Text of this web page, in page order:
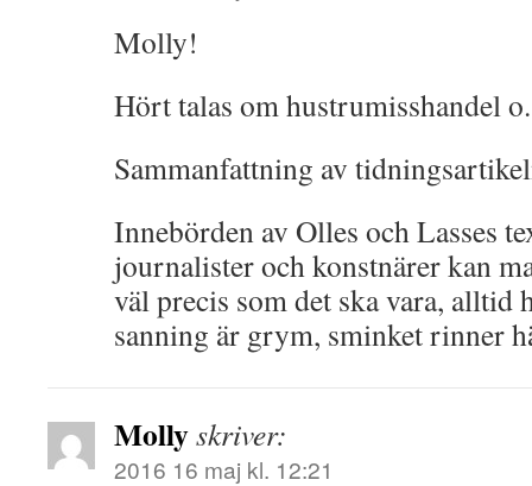
Molly!
Hört talas om hustrumisshandel
Sammanfattning av
Innebörden av Olles och Lasses
journalister och konstnärer kan
väl precis som det ska vara, alltid
sanning är grym, sminket rinner
Mollyskriver:
2016 16 maj kl. 12:21